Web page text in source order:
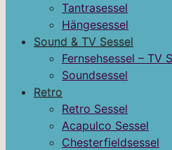
Tantrasessel
Hängesessel
Sound & TV Sessel
Fernsehsessel – TV
Soundsessel
Retro
Retro Sessel
Acapulco Sessel
Chesterfieldsessel